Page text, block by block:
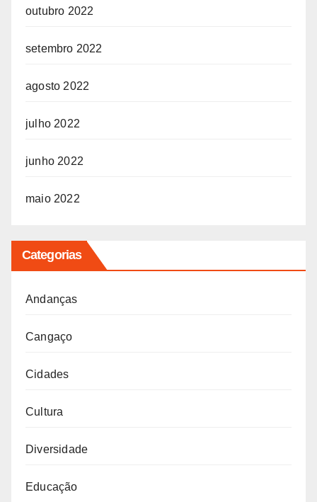
outubro 2022
setembro 2022
agosto 2022
julho 2022
junho 2022
maio 2022
Categorias
Andanças
Cangaço
Cidades
Cultura
Diversidade
Educação